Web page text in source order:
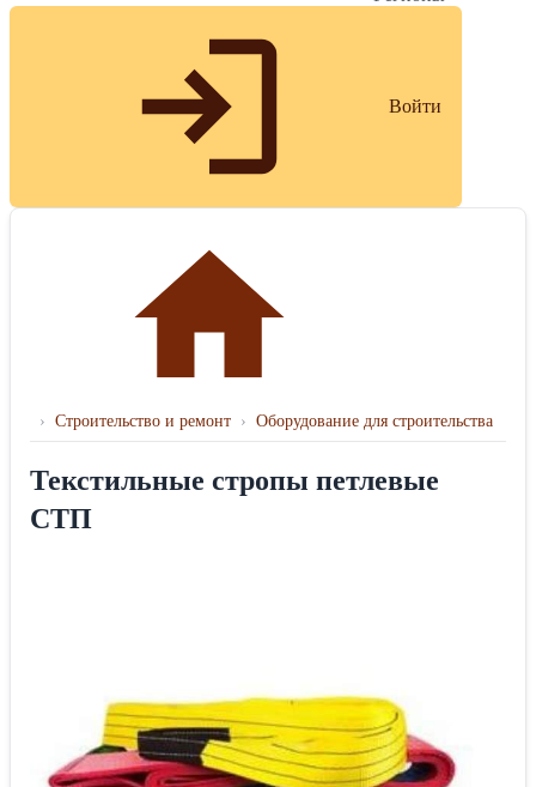
Войти
› Строительство и ремонт › Оборудование для строительства
Текстильные стропы петлевые
СТП